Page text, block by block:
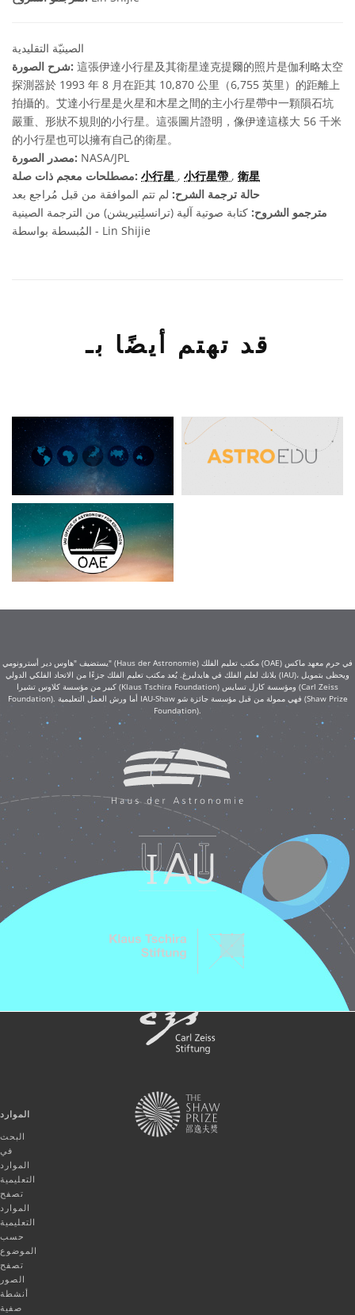
الصينيّة التقليدية
شرح الصورة: 這張伊達小行星及其衛星達克提爾的照片是伽利略太空
探測器於 1993 年 8 月在距其 10,870 公里（6,755 英里）的距離上
拍攝的。艾達小行星是火星和木星之間的主小行星帶中一顆隕石坑
嚴重、形狀不規則的小行星。這張圖片證明，像伊達這樣大 56 千米
的小行星也可以擁有自己的衛星。
مصدر الصورة: NASA/JPL
مصطلحات معجم ذات صلة: 小行星 , 小行星帶 , 衛星
حالة ترجمة الشرح: لم تتم الموافقة من قبل مُراجع بعد
مترجمو الشروح: كتابة صوتية آلية (ترانسلِتيريشن) من الترجمة الصينية
المُبسطة بواسطة - Lin Shijie
قد تهتم أيضًا بـ
يستضيف "هاوس دير أسترونومي" (Haus der Astronomie) مكتب تعليم الفلك (OAE) في حرم معهد ماكس
بلانك لعلم الفلك في هايدلبرغ. يُعد مكتب تعليم الفلك جزءًا من الاتحاد الفلكي الدولي (IAU)، ويحظى بتمويل
كبير من مؤسسة كلاوس تشيرا (Klaus Tschira Foundation) ومؤسسة كارل تسايس (Carl Zeiss
Foundation). أما ورش العمل التعليمية IAU-Shaw فهي ممولة من قبل مؤسسة جائزة شو (Shaw Prize
Foundation).
الموارد
البحث
في
الموارد
التعليمية
تصفح
الموارد
التعليمية
حسب
الموضوع
تصفح
الصور
أنشطة
صفية